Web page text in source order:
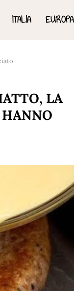
ITALIA EUROPA
LA